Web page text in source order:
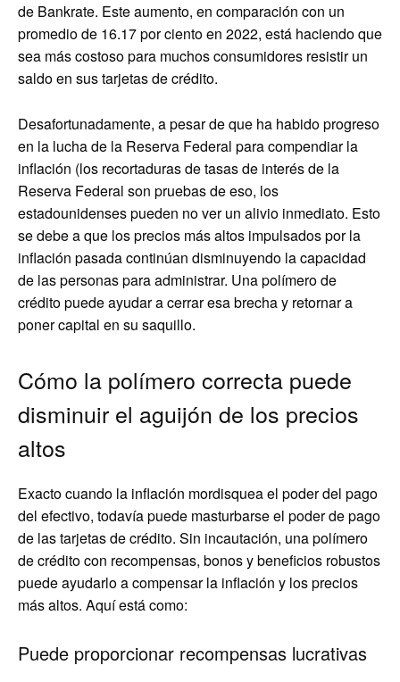
de Bankrate. Este aumento, en comparación con un
promedio de 16.17 por ciento en 2022, está haciendo que
sea más costoso para muchos consumidores resistir un
saldo en sus tarjetas de crédito.
Desafortunadamente, a pesar de que ha habido progreso
en la lucha de la Reserva Federal para compendiar la
inflación (los recortaduras de tasas de interés de la
Reserva Federal son pruebas de eso, los
estadounidenses pueden no ver un alivio inmediato. Esto
se debe a que los precios más altos impulsados por la
inflación pasada continúan disminuyendo la capacidad
de las personas para administrar. Una polímero de
crédito puede ayudar a cerrar esa brecha y retornar a
poner capital en su saquillo.
Cómo la polímero correcta puede
disminuir el aguijón de los precios
altos
Exacto cuando la inflación mordisquea el poder del pago
del efectivo, todavía puede masturbarse el poder de pago
de las tarjetas de crédito. Sin incautación, una polímero
de crédito con recompensas, bonos y beneficios robustos
puede ayudarlo a compensar la inflación y los precios
más altos. Aquí está como:
Puede proporcionar recompensas lucrativas